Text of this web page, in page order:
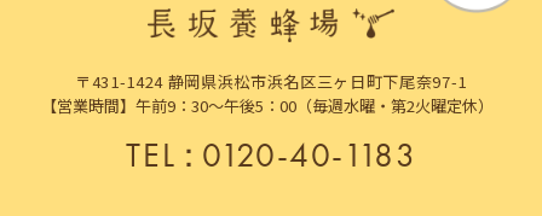
〒431-1424 静岡県浜松市浜名区三ヶ日町下尾奈97-1
【営業時間】午前9：30～午後5：00（毎週水曜・第2火曜定休）
TEL：0120-40-1183